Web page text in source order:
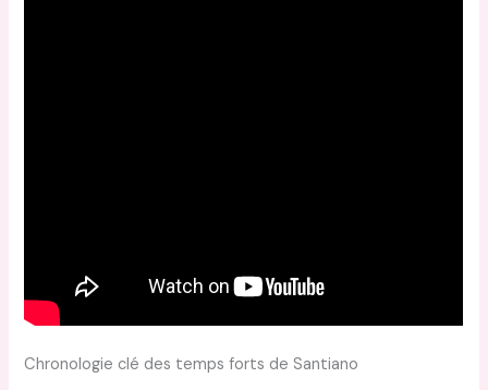
Chronologie clé des temps forts de Santiano